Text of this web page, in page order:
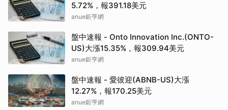
5.72%，報391.18美元
anue鉅亨網
盤中速報 - Onto Innovation Inc.(ONTO-
US)大漲15.35%，報309.94美元
anue鉅亨網
盤中速報 - 愛彼迎(ABNB-US)大漲
12.27%，報170.25美元
anue鉅亨網